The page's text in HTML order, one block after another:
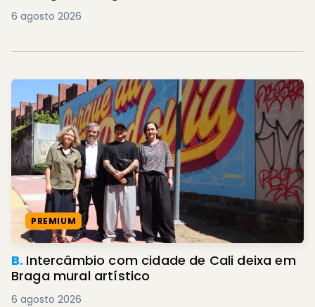
6 agosto 2026
PREMIUM
B. Intercâmbio com cidade de Cali deixa em
Braga mural artístico
6 agosto 2026